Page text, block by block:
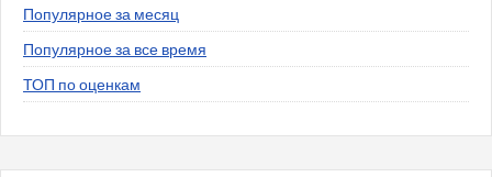
Популярное за месяц
Популярное за все время
ТОП по оценкам